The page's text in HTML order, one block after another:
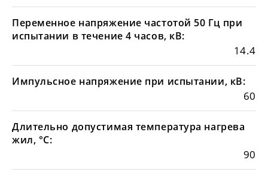
Переменное напряжение частотой 50 Гц при
испытании в течение 4 часов, кВ:
14.4
Импульсное напряжение при испытании, кВ:
60
Длительно допустимая температура нагрева
жил, °С:
90